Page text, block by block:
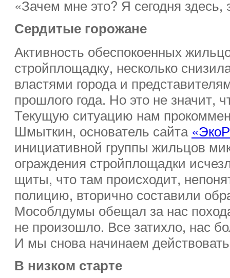
«Зачем мне это? Я сегодня
Сердитые горожане
Активность обеспокоенных
стройплощадку, несколько
властями города и
прошлого года. Но это не значит,
Текущую ситуацию нам
Шмыткин, основатель сайта
инициативной группы жильцов
ограждения стройплощадки
щиты, что там происходит,
полицию, вторично составили
Мособлдумы обещал за нас
не произошло. Все затихло, нас
И мы снова начинаем
В низком старте